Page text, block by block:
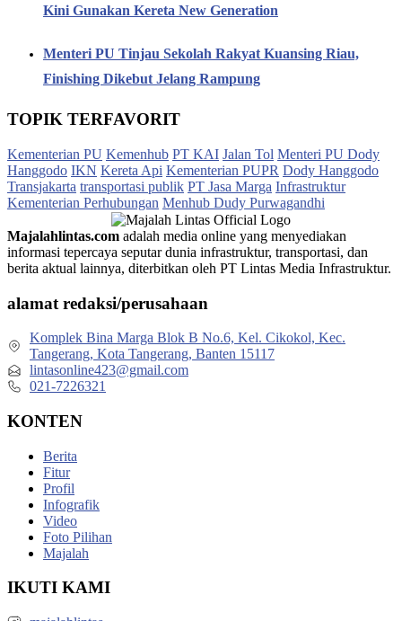
Kini Gunakan Kereta New Generation
Menteri PU Tinjau Sekolah Rakyat Kuansing Riau,
Finishing Dikebut Jelang Rampung
TOPIK TERFAVORIT
Kementerian PU Kemenhub PT KAI Jalan Tol Menteri PU Dody
Hanggodo IKN Kereta Api Kementerian PUPR Dody Hanggodo
Transjakarta transportasi publik PT Jasa Marga Infrastruktur
Kementerian Perhubungan Menhub Dudy Purwagandhi
Majalahlintas.com adalah media online yang menyediakan
informasi tepercaya seputar dunia infrastruktur, transportasi, dan
berita aktual lainnya, diterbitkan oleh PT Lintas Media Infrastruktur.
alamat redaksi/perusahaan
Komplek Bina Marga Blok B No.6, Kel. Cikokol, Kec.
Tangerang, Kota Tangerang, Banten 15117
lintasonline423@gmail.com
021-7226321
KONTEN
Berita
Fitur
Profil
Infografik
Video
Foto Pilihan
Majalah
IKUTI KAMI